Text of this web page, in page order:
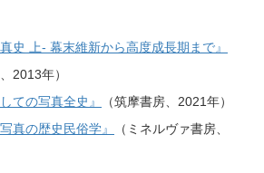
真史 上- 幕末維新から高度成長期まで』
2013年）
ての写真全史』
（筑摩書房、2021年）
写真の歴史民俗学』
（ミネルヴァ書房、